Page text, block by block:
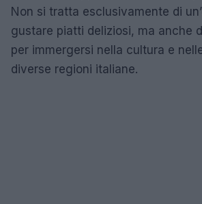
Non si tratta esclusivamente di
gustare piatti deliziosi, ma anche
per immergersi nella cultura e
diverse regioni italiane.